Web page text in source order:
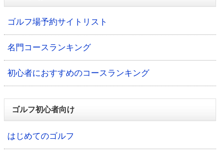
ゴルフ場予約サイトリスト
名門コースランキング
初心者におすすめのコースランキング
ゴルフ初心者向け
はじめてのゴルフ